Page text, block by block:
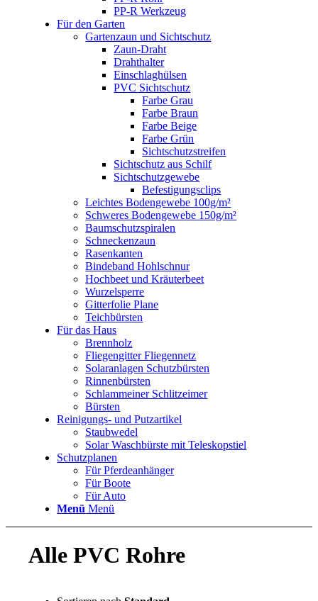
PP-R Werkzeug
Für den Garten
Gartenzaun und Sichtschutz
Zaun-Draht
Drahthalter
Einschlaghülsen
PVC Sichtschutz
Farbe Grau
Farbe Braun
Farbe Beige
Farbe Grün
Sichtschutzstreifen
Sichtschutz aus Schilf
Sichtschutzgewebe
Befestigungsclips
Leichtes Bodengewebe 100g/m²
Schweres Bodengewebe 150g/m²
Baumschutzspiralen
Schneckenzaun
Rasenkanten
Bindeband Hohlschnur
Hochbeet und Kräuterbeet
Wurzelsperre
Gitterfolie Plane
Teichbürsten
Für das Haus
Brennholz
Fliegengitter Fliegennetz
Solaranlagen Schutzbürsten
Rinnenbürsten
Schlammeiner Schlitzeimer
Bürsten
Reinigungs- und Putzartikel
Staubwedel
Solar Waschbürste mit Teleskopstiel
Schutzplanen
Für Pferdeanhänger
Für Boote
Für Auto
Menü Menü
Alle PVC Rohre